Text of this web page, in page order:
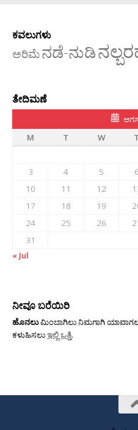
ಕವಲುಗಳು
ಅರಿಮೆನಡೆ-ನುಡಿ
ತೇದಿಮಣೆ
M
T W T
3
4 5 6
10
11 12
17
18 19
24
25 26
31
« Jul
ನೀವೂ ಬರೆಯಿರಿ
ಹೊನಲುಮಿಂಬಾಗಿಲು ನಿಮಗಾಗಿ
ಕಳುಹಿಸಲುಇಲ್ಲಿ ಒತ್ತಿ.